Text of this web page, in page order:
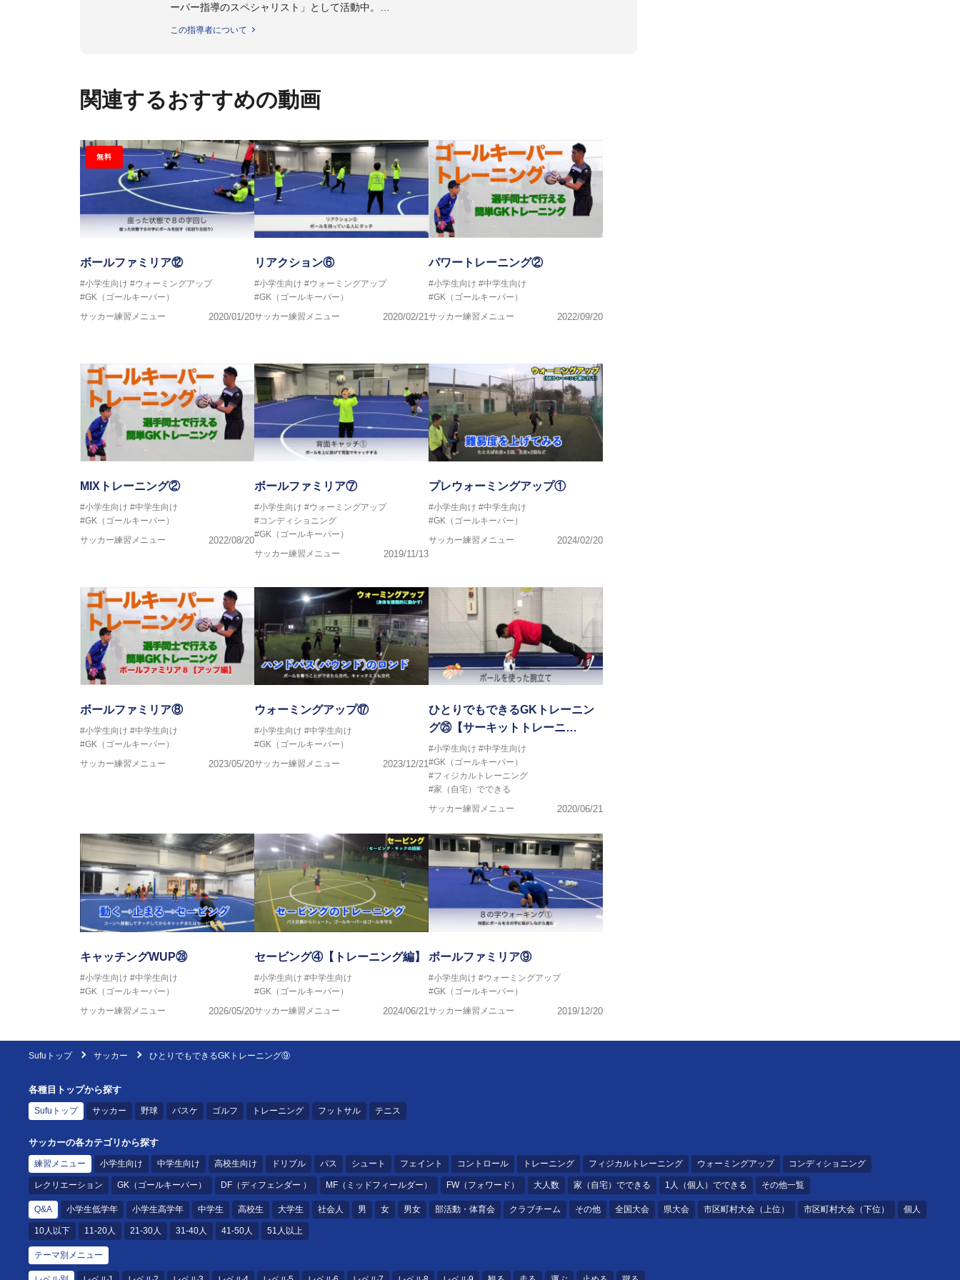
ーパー指導のスペシャリスト」として活動中。
この指導者について
関連するおすすめの動画
無料
ボールファミリア⑫
#小学生向け #ウォーミングアップ
#GK（ゴールキーパー）
サッカー練習メニュー
2020/01/20
リアクション⑥
#小学生向け #ウォーミングアップ
#GK（ゴールキーパー）
サッカー練習メニュー
2020/02/21
パワートレーニング②
#小学生向け #中学生向け
#GK（ゴールキーパー）
サッカー練習メニュー
2022/09/20
MIXトレーニング②
#小学生向け #中学生向け
#GK（ゴールキーパー）
サッカー練習メニュー
2022/08/20
ボールファミリア⑦
#小学生向け #ウォーミングアップ
#コンディショニング
#GK（ゴールキーパー）
サッカー練習メニュー
2019/11/13
プレウォーミングアップ①
#小学生向け #中学生向け
#GK（ゴールキーパー）
サッカー練習メニュー
2024/02/20
ボールファミリア⑧
#小学生向け #中学生向け
#GK（ゴールキーパー）
サッカー練習メニュー
2023/05/20
ウォーミングアップ⑰
#小学生向け #中学生向け
#GK（ゴールキーパー）
サッカー練習メニュー
2023/12/21
ひとりでもできるGKトレーニン
グ㉕【サーキットトレーニ…
#小学生向け #中学生向け
#GK（ゴールキーパー）
#フィジカルトレーニング
#家（自宅）でできる
サッカー練習メニュー
2020/06/21
キャッチングWUP㉘
#小学生向け #中学生向け
#GK（ゴールキーパー）
サッカー練習メニュー
2026/05/20
セービング④【トレーニング編】
#小学生向け #中学生向け
#GK（ゴールキーパー）
サッカー練習メニュー
2024/06/21
ボールファミリア⑨
#小学生向け #ウォーミングアップ
#GK（ゴールキーパー）
サッカー練習メニュー
2019/12/20
Sufuトップ サッカー ひとりでもできるGKトレーニング⑨
各種目トップから探す
Sufuトップ サッカー 野球 バスケ ゴルフ トレーニング フットサル テニス
サッカーの各カテゴリから探す
練習メニュー 小学生向け 中学生向け 高校生向け ドリブル パス シュート フェイント コントロール トレーニング フィジカルトレーニング ウォーミングアップ コンディショニング
レクリエーション GK（ゴールキーパー） DF（ディフェンダー ） MF（ミッドフィールダー） FW（フォワード） 大人数 家（自宅）でできる 1人（個人）でできる その他一覧
Q&A 小学生低学年 小学生高学年 中学生 高校生 大学生 社会人 男 女 男女 部活動・体育会 クラブチーム その他 全国大会 県大会 市区町村大会（上位） 市区町村大会（下位） 個人
10人以下 11-20人 21-30人 31-40人 41-50人 51人以上
テーマ別メニュー